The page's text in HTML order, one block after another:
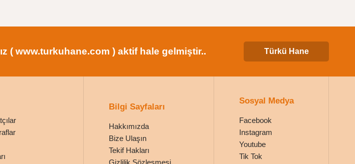
( www.turkuhane.com ) aktif hale gelmiştir.. Türkü Hane
Bilgi Sayfaları
Hakkımızda
Bize Ulaşın
Tekif Hakları
Gizlilik Sözleşmesi
Sosyal Medya
Facebook
Instagram
Youtube
Tik Tok